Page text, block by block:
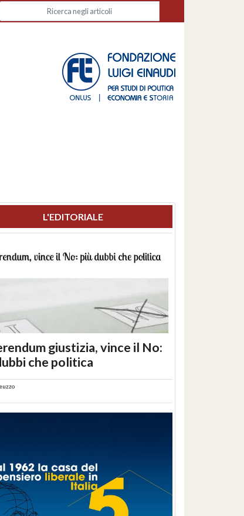
L'EDITORIALE
giustizia, vince il No:
che politica